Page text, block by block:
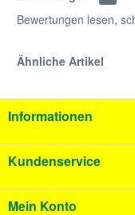
Bewertungen lesen,
Ähnliche Artikel
Informationen
Kundenservice
Mein Konto